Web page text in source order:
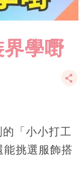
學嘢
「小小打工
挑選服飾搭